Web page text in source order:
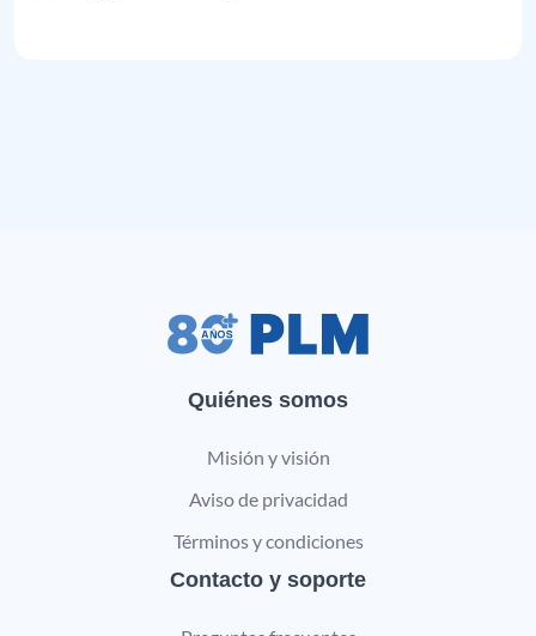
Quiénes somos
Misión y visión
Aviso de privacidad
Términos y condiciones
Contacto y soporte